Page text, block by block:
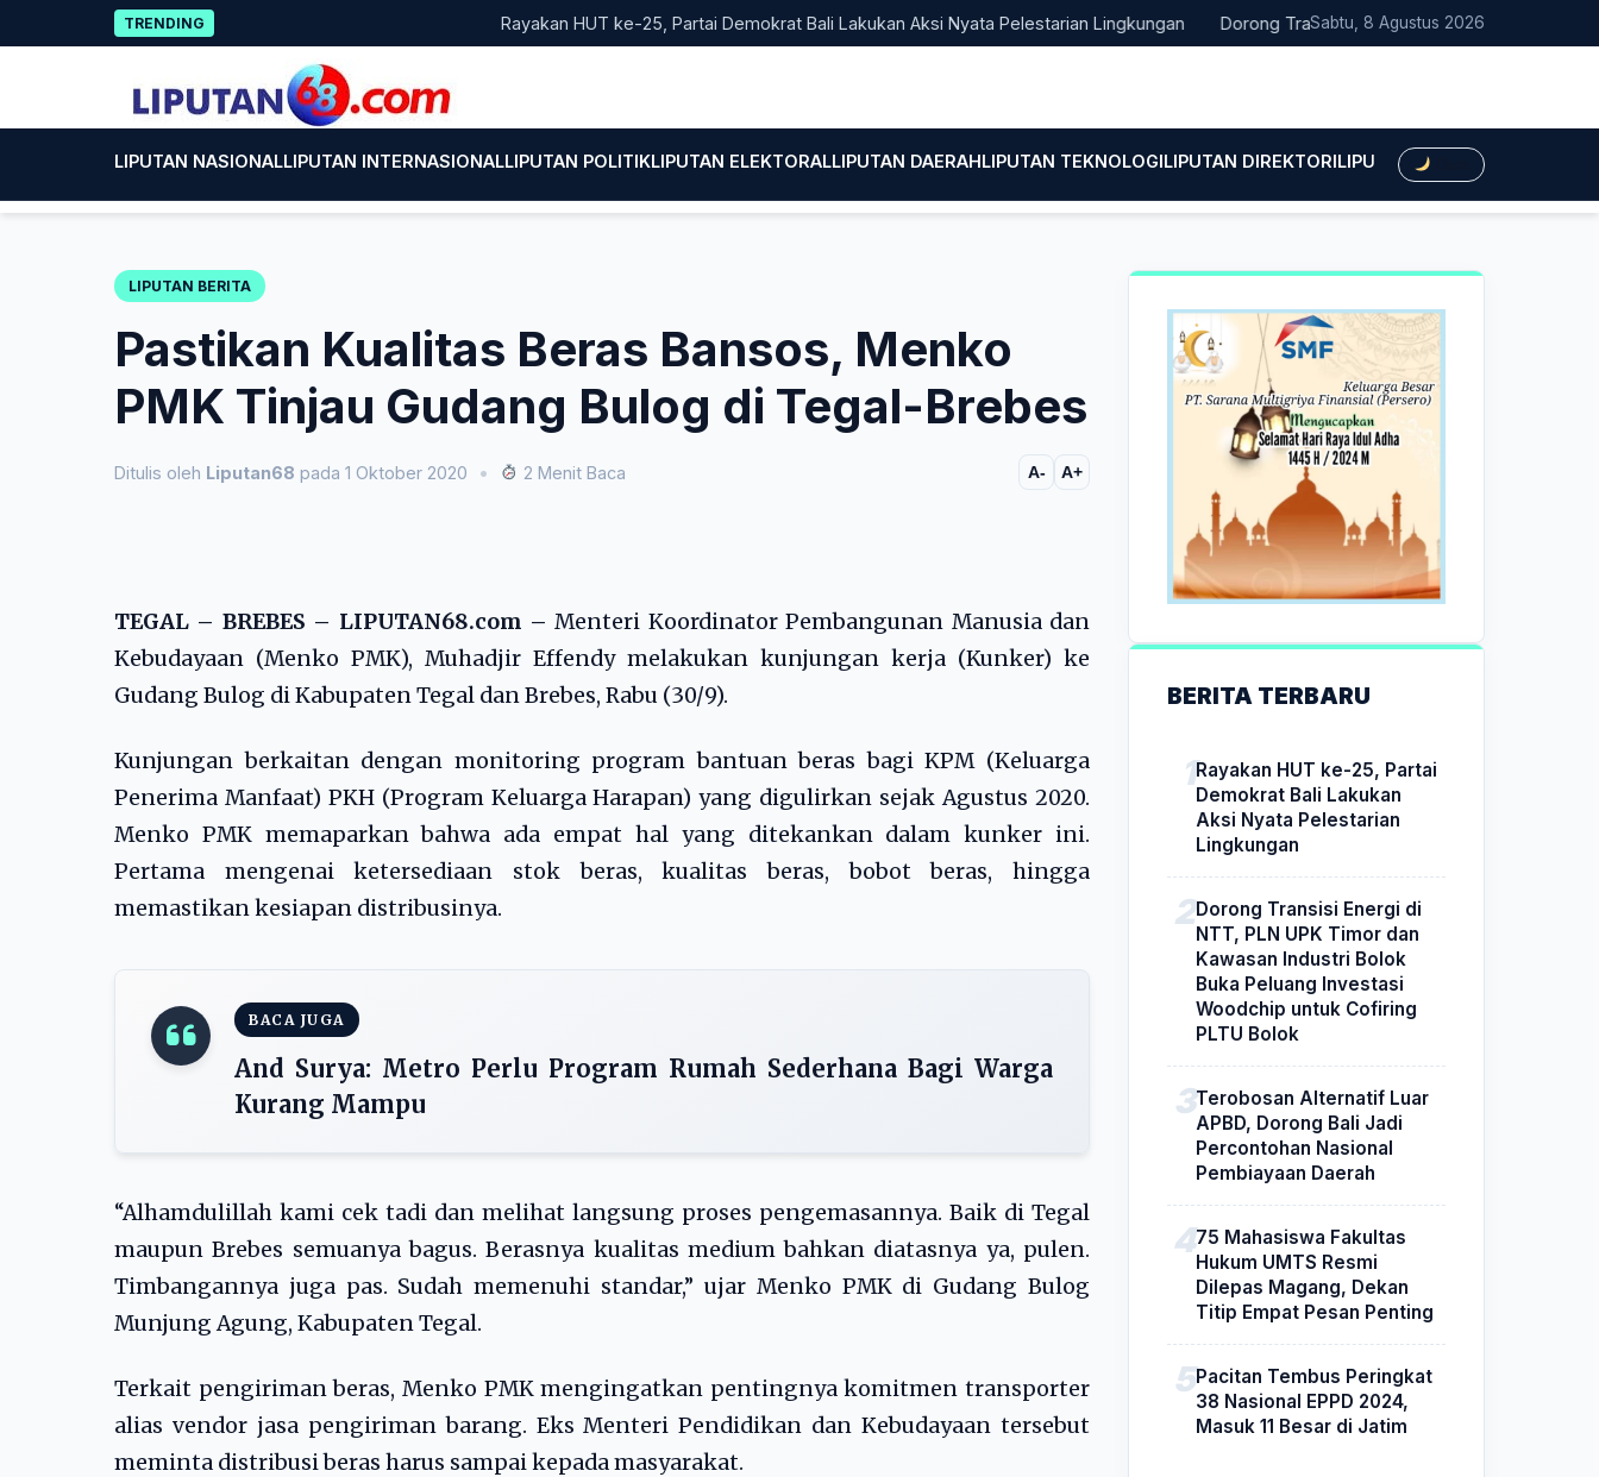
to
TRENDING Rayakan HUT ke-25, Partai Demokrat Bali Lakukan Aksi Nyata Pelestarian Lingkungan Dorong Transisi Energi di NTT, PLN UPK Timor dan
Sabtu, 8 Agustus 2026
LIPUTAN NASIONALLIPUTAN INTERNASIONALLIPUTAN POLITIKLIPUTAN ELEKTORALLIPUTAN DAERAHLIPUTAN TEKNOLOGILIPUTAN DIREKTORILIPUTAN HUKUMLIPUTAN
LIPUTAN BERITA
Pastikan Kualitas Beras Bansos, Menko
PMK Tinjau Gudang Bulog di Tegal-Brebes
Ditulis oleh Liputan68 pada 1 Oktober 2020 • 2 Menit Baca A- A+
TEGAL – BREBES – LIPUTAN68.com – Menteri Koordinator Pembangunan Manusia dan
Kebudayaan (Menko PMK), Muhadjir Effendy melakukan kunjungan kerja (Kunker) ke
Gudang Bulog di Kabupaten Tegal dan Brebes, Rabu (30/9).
Kunjungan berkaitan dengan monitoring program bantuan beras bagi KPM (Keluarga
Penerima Manfaat) PKH (Program Keluarga Harapan) yang digulirkan sejak Agustus 2020.
Menko PMK memaparkan bahwa ada empat hal yang ditekankan dalam kunker ini.
Pertama mengenai ketersediaan stok beras, kualitas beras, bobot beras, hingga
memastikan kesiapan distribusinya.
BACA JUGA
And Surya: Metro Perlu Program Rumah Sederhana Bagi Warga
Kurang Mampu
“Alhamdulillah kami cek tadi dan melihat langsung proses pengemasannya. Baik di Tegal
maupun Brebes semuanya bagus. Berasnya kualitas medium bahkan diatasnya ya, pulen.
Timbangannya juga pas. Sudah memenuhi standar,” ujar Menko PMK di Gudang Bulog
Munjung Agung, Kabupaten Tegal.
Terkait pengiriman beras, Menko PMK mengingatkan pentingnya komitmen transporter
alias vendor jasa pengiriman barang. Eks Menteri Pendidikan dan Kebudayaan tersebut
meminta distribusi beras harus sampai kepada masyarakat.
BERITA TERBARU
Rayakan HUT ke-25, Partai
Demokrat Bali Lakukan
Aksi Nyata Pelestarian
Lingkungan
Dorong Transisi Energi di
NTT, PLN UPK Timor dan
Kawasan Industri Bolok
Buka Peluang Investasi
Woodchip untuk Cofiring
PLTU Bolok
Terobosan Alternatif Luar
APBD, Dorong Bali Jadi
Percontohan Nasional
Pembiayaan Daerah
75 Mahasiswa Fakultas
Hukum UMTS Resmi
Dilepas Magang, Dekan
Titip Empat Pesan Penting
Pacitan Tembus Peringkat
38 Nasional EPPD 2024,
Masuk 11 Besar di Jatim